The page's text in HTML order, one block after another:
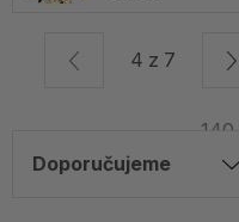
140
4 z 7